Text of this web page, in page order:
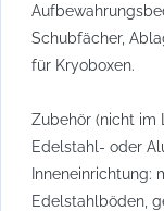
Schubfächer,
für Kryoboxen.
Zubehör (nicht im
Edelstahl- oder
Inneneinrichtung:
Edelstahlböden,